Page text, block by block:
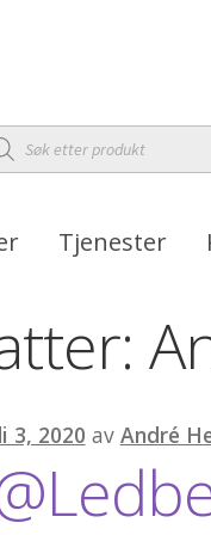
Tjenester
3, 2020 av André